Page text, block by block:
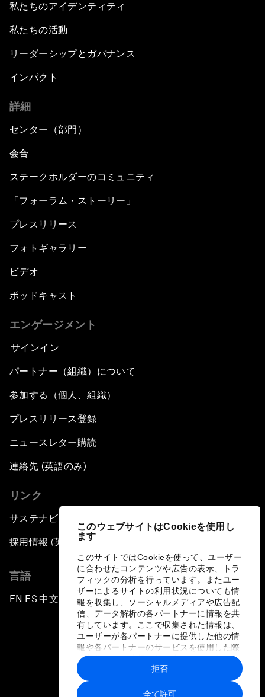
このウェブサイトはCookieを使用し
ます
このサイトではCookieを使って、ユーザー
に合わせたコンテンツや広告の表示、トラ
フィックの分析を行っています。またユー
ザーによるサイトの利用状況についても情
報を収集し、ソーシャルメディアや広告配
信、データ解析の各パートナーに情報を共
有しています。ここで収集された情報は、
ユーザーが各パートナーに提供した他の情
報や各パートナーのサービスを使用した際
に収集された情報と組み合わされ、各パー
トナーによって使用されることがありま
す。
全て許可
拒否
私たちのアイデンティティ
私たちの活動
リーダーシップとガバナンス
インパクト
詳細
センター（部門）
会合
ステークホルダーのコミュニティ
「フォーラム・ストーリー」
プレスリリース
フォトギャラリー
ビデオ
ポッドキャスト
エンゲージメント
サインイン
パートナー（組織）について
参加する（個人、組織）
プレスリリース登録
ニュースレター購読
連絡先 (英語のみ)
リンク
サステナビリティへの取り組み
採用情報 (英語のみ)
言語
EN ▪ES▪中文▪ 日本語
プライバシーポリシーと利用規約